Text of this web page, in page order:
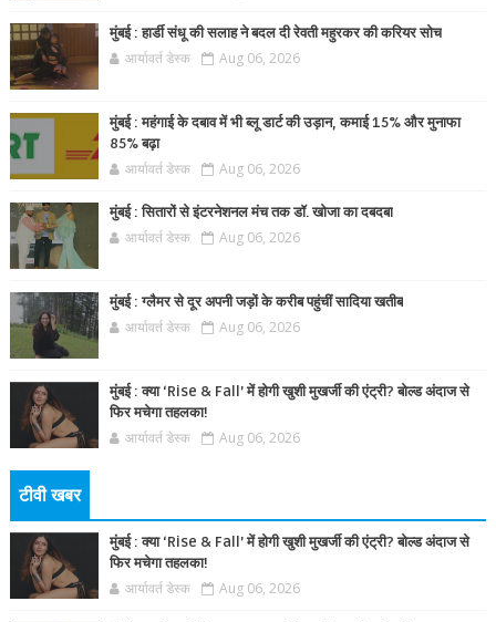
मुंबई : हार्डी संधू की सलाह ने बदल दी रेवती महुरकर की करियर सोच
आर्यावर्त डेस्क Aug 06, 2026
मुंबई : महंगाई के दबाव में भी ब्लू डार्ट की उड़ान, कमाई 15% और मुनाफा
85% बढ़ा
आर्यावर्त डेस्क Aug 06, 2026
मुंबई : सितारों से इंटरनेशनल मंच तक डॉ. खोजा का दबदबा
आर्यावर्त डेस्क Aug 06, 2026
मुंबई : ग्लैमर से दूर अपनी जड़ों के करीब पहुंचीं सादिया खतीब
आर्यावर्त डेस्क Aug 06, 2026
मुंबई : क्या ‘Rise & Fall’ में होगी खुशी मुखर्जी की एंट्री? बोल्ड अंदाज से
फिर मचेगा तहलका!
आर्यावर्त डेस्क Aug 06, 2026
टीवी खबर
मुंबई : क्या ‘Rise & Fall’ में होगी खुशी मुखर्जी की एंट्री? बोल्ड अंदाज से
फिर मचेगा तहलका!
आर्यावर्त डेस्क Aug 06, 2026